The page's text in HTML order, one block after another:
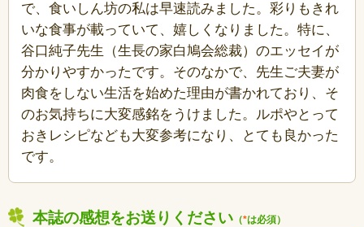
で、食いしん坊の私は早速読みました。彩りもきれ
いな食事が載っていて、嬉しくなりました。特に、
谷口純子先生（生長の家白鳩会総裁）のエッセイが
分かりやすかったです。そのなかで、先生ご夫妻が
肉食をしない生活を始めた理由が書かれており、そ
のお気持ちに大変感銘をうけました。ルポやとって
おきレシピなども大変参考になり、とても良かった
です。
本誌の感想をお送りください （*は必須）